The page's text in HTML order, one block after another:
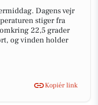
Dagens vejr
stiger fra
22,5 grader
og vinden holder
Kopiér link